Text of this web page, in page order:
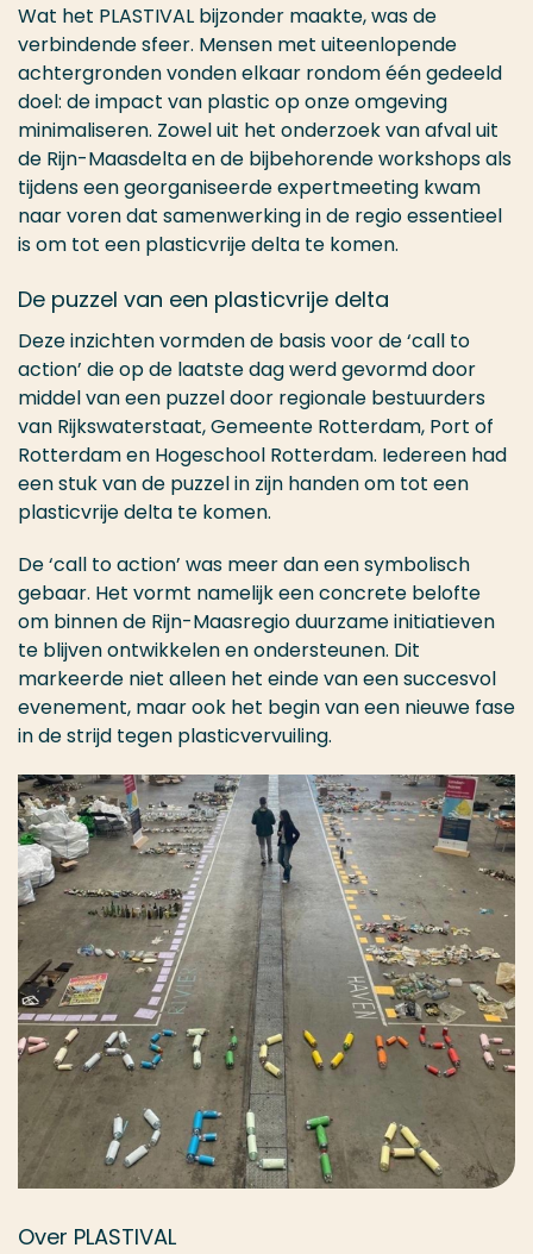
Wat het PLASTIVAL bijzonder maakte, was de
verbindende sfeer. Mensen met uiteenlopende
achtergronden vonden elkaar rondom één gedeeld
doel: de impact van plastic op onze omgeving
minimaliseren. Zowel uit het onderzoek van afval uit
de Rijn-Maasdelta en de bijbehorende workshops als
tijdens een georganiseerde expertmeeting kwam
naar voren dat samenwerking in de regio essentieel
is om tot een plasticvrije delta te komen.
De puzzel van een plasticvrije delta
Deze inzichten vormden de basis voor de ‘call to
action’ die op de laatste dag werd gevormd door
middel van een puzzel door regionale bestuurders
van Rijkswaterstaat, Gemeente Rotterdam, Port of
Rotterdam en Hogeschool Rotterdam. Iedereen had
een stuk van de puzzel in zijn handen om tot een
plasticvrije delta te komen.
De ‘call to action’ was meer dan een symbolisch
gebaar. Het vormt namelijk een concrete belofte
om binnen de Rijn-Maasregio duurzame initiatieven
te blijven ontwikkelen en ondersteunen. Dit
markeerde niet alleen het einde van een succesvol
evenement, maar ook het begin van een nieuwe fase
in de strijd tegen plasticvervuiling.
Over PLASTIVAL